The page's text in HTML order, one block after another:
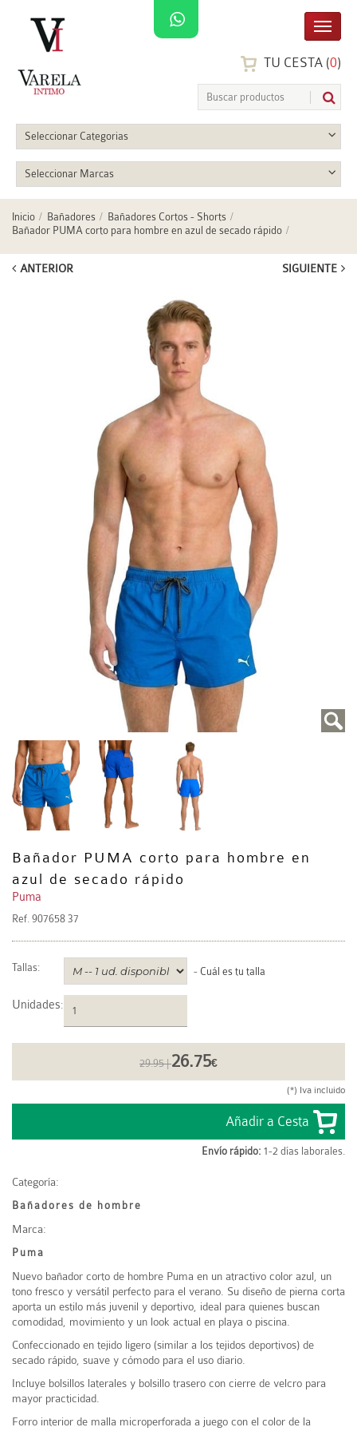
TU CESTA (0)
Seleccionar Categorias
Seleccionar Marcas
Inicio Bañadores
Bañadores Cortos - Shorts
Bañador PUMA corto para hombre en azul de secado rápido
ANTERIOR SIGUIENTE
Bañador PUMA corto para hombre en
azul de secado rápido
Puma
Ref. 907658 37
Tallas: - Cuál es tu talla
Unidades:
29.95 |26.75€
(*) Iva incluido
Envío rápido: 1-2 días laborales.
Categoría:
Bañadores de hombre
Marca:
Puma
Nuevo bañador corto de hombre Puma en un atractivo color azul, un
tono fresco y versátil perfecto para el verano. Su diseño de pierna corta
aporta un estilo más juvenil y deportivo, ideal para quienes buscan
comodidad, movimiento y un look actual en playa o piscina.
Confeccionado en tejido ligero (similar a los tejidos deportivos) de
secado rápido, suave y cómodo para el uso diario.
Incluye bolsillos laterales y bolsillo trasero con cierre de velcro para
mayor practicidad.
Forro interior de malla microperforada a juego con el color de la